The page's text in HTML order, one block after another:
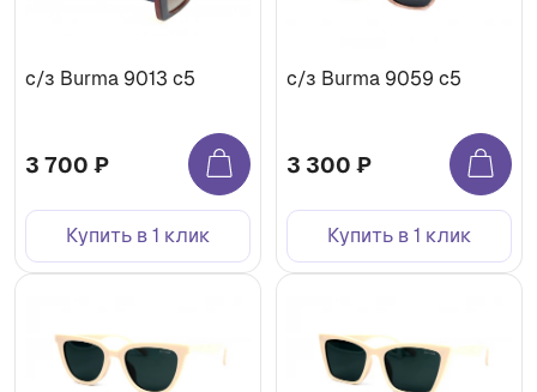
с/з Burma 9013 c5
3 700 ₽
Купить в 1 клик
с/з Burma 9059 c5
3 300 ₽
Купить в 1 клик